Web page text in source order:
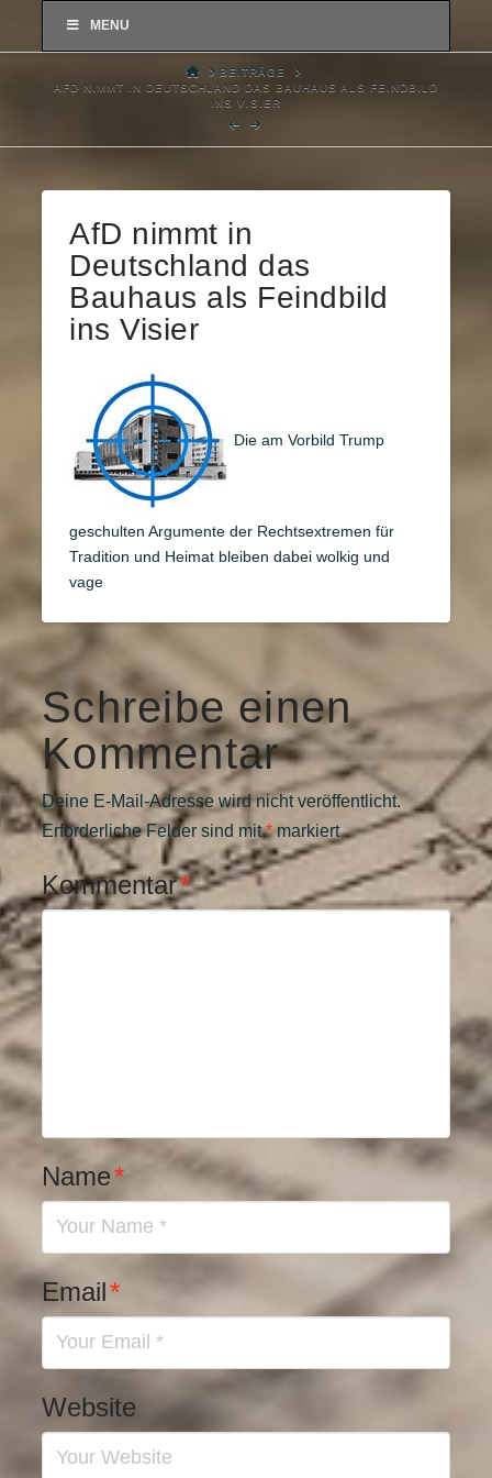
MENU
HOMEBEITRÄGE
AFD NIMMT IN DEUTSCHLAND DAS BAUHAUS ALS FEINDBILD
INS VISIER
AfD nimmt in
Deutschland das
Bauhaus als Feindbild
ins Visier
Die am Vorbild Trump
geschulten Argumente der Rechtsextremen für
Tradition und Heimat bleiben dabei wolkig und
vage
Schreibe einen
Kommentar
Deine E-Mail-Adresse wird nicht veröffentlicht.
Erforderliche Felder sind mit*markiert
Kommentar*
Name*
Email*
Website